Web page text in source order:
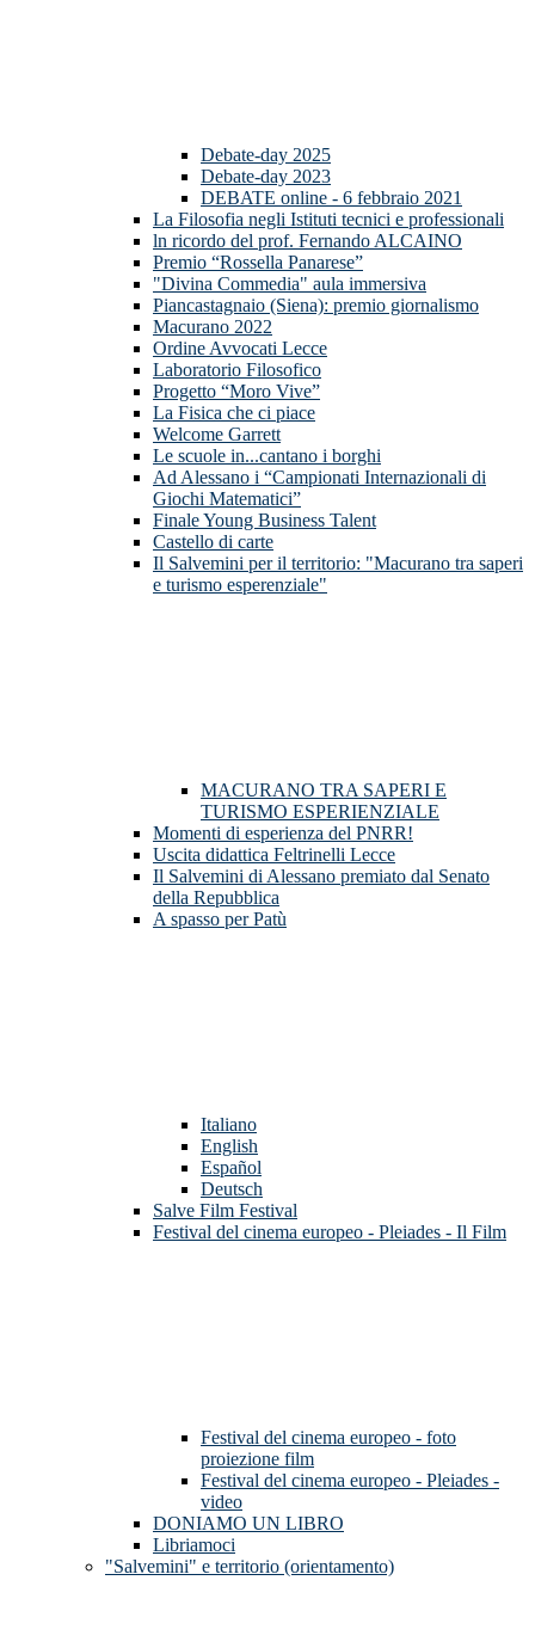
Debate-day 2025
Debate-day 2023
DEBATE online - 6 febbraio 2021
La Filosofia negli Istituti tecnici e professionali
ln ricordo del prof. Fernando ALCAINO
Premio “Rossella Panarese”
"Divina Commedia" aula immersiva
Piancastagnaio (Siena): premio giornalismo
Macurano 2022
Ordine Avvocati Lecce
Laboratorio Filosofico
Progetto “Moro Vive”
La Fisica che ci piace
Welcome Garrett
Le scuole in...cantano i borghi
Ad Alessano i “Campionati Internazionali di
Giochi Matematici”
Finale Young Business Talent
Castello di carte
Il Salvemini per il territorio: "Macurano tra saperi
e turismo esperenziale"
MACURANO TRA SAPERI E
TURISMO ESPERIENZIALE
Momenti di esperienza del PNRR!
Uscita didattica Feltrinelli Lecce
Il Salvemini di Alessano premiato dal Senato
della Repubblica
A spasso per Patù
Italiano
English
Español
Deutsch
Salve Film Festival
Festival del cinema europeo - Pleiades - Il Film
Festival del cinema europeo - foto
proiezione film
Festival del cinema europeo - Pleiades -
video
DONIAMO UN LIBRO
Libriamoci
"Salvemini" e territorio (orientamento)